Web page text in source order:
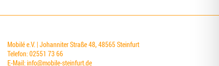
Mobilé e.V. | Johanniter Straße 48, 48565 Steinfurt
Telefon: 02551 73 66
E-Mail:info@mobile-steinfurt.de